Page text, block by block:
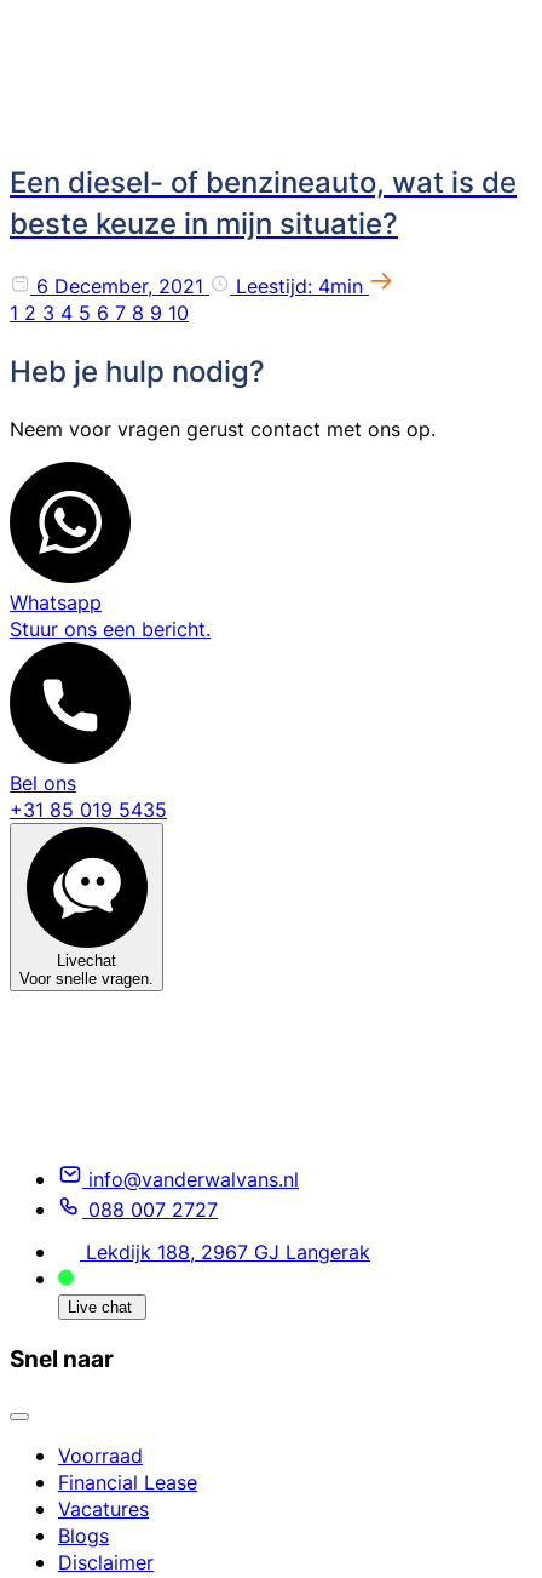
Een diesel- of benzineauto, wat is de
beste keuze in mijn situatie?
6 December, 2021
Leestijd: 4min
1 2 3 4 5 6 7 8 9 10
Heb je hulp nodig?
Neem voor vragen gerust contact met ons op.
Whatsapp
Stuur ons een bericht.
Bel ons
+31 85 019 5435
Livechat
Voor snelle vragen.
info@vanderwalvans.nl
088 007 2727
Lekdijk 188, 2967 GJ Langerak
Live chat
Snel naar
Voorraad
Financial Lease
Vacatures
Blogs
Disclaimer